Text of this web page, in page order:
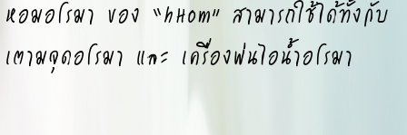
หอมอโรมา ของ “hHom” สามารถใช้ได้ทั้งกับ
เตามจุดอโรมา และ เครื่องพ่นไอน้ำอโรมา